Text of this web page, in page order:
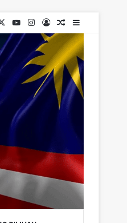
YouTubeInstagram
Log InRandom Article